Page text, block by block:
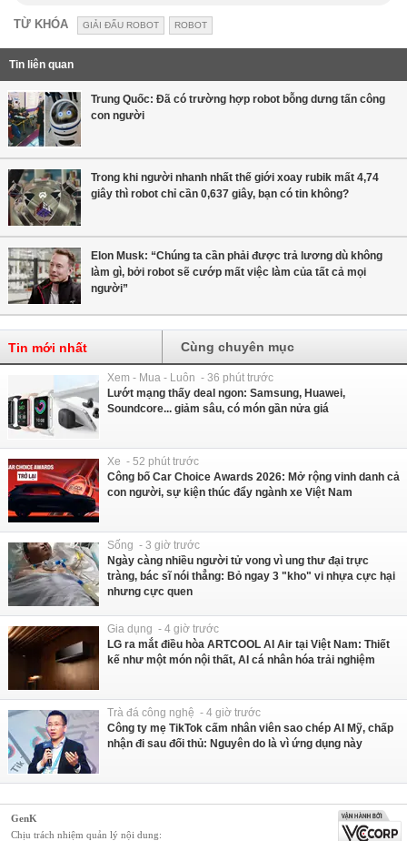
TỪ KHÓA GIẢI ĐẤU ROBOT ROBOT
Tin liên quan
Trung Quốc: Đã có trường hợp robot bỗng dưng tấn công
con người
Trong khi người nhanh nhất thế giới xoay rubik mất 4,74
giây thì robot chỉ cần 0,637 giây, bạn có tin không?
Elon Musk: “Chúng ta cần phải được trả lương dù không
làm gì, bởi robot sẽ cướp mất việc làm của tất cả mọi
người”
Tin mới nhất Cùng chuyên mục
Xem - Mua - Luôn - 36 phút trước
Lướt mạng thấy deal ngon: Samsung, Huawei,
Soundcore... giảm sâu, có món gần nửa giá
Xe - 52 phút trước
Công bố Car Choice Awards 2026: Mở rộng vinh danh cả
con người, sự kiện thúc đẩy ngành xe Việt Nam
Sống - 3 giờ trước
Ngày càng nhiều người tử vong vì ung thư đại trực
tràng, bác sĩ nói thẳng: Bỏ ngay 3 "kho" vi nhựa cực hại
nhưng cực quen
Gia dụng - 4 giờ trước
LG ra mắt điều hòa ARTCOOL AI Air tại Việt Nam: Thiết
kế như một món nội thất, AI cá nhân hóa trải nghiệm
Trà đá công nghệ - 4 giờ trước
Công ty mẹ TikTok cấm nhân viên sao chép AI Mỹ, chấp
nhận đi sau đối thủ: Nguyên do là vì ứng dụng này
GenK
Chịu trách nhiệm quản lý nội dung: